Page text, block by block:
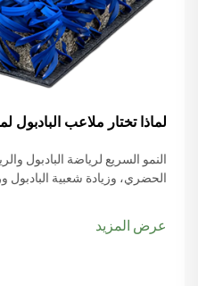
لماذا تختار ملاعب البادبول
النمو السريع لرياضة البادبول
الحضري، وزيادة شعبية البادبول
عرض المزيد